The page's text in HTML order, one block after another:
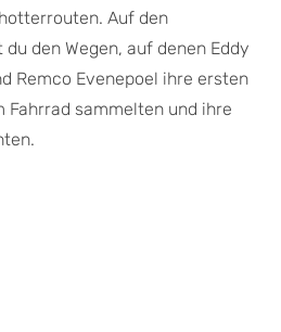
Auf den
den Wegen, auf denen Eddy
Remco Evenepoel ihre ersten
Fahrrad sammelten und ihre